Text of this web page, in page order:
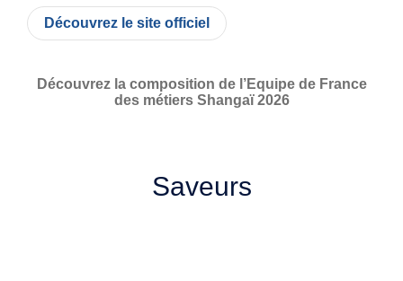
Découvrez le site officiel
Découvrez la composition de l’Equipe de France
des métiers Shangaï 2026
Saveurs